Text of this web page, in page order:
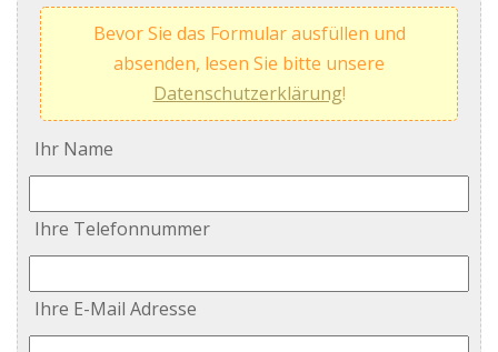
Bevor Sie das Formular ausfüllen und
absenden, lesen Sie bitte unsere
Datenschutzerklärung!
Ihr Name
Ihre Telefonnummer
Ihre E-Mail Adresse